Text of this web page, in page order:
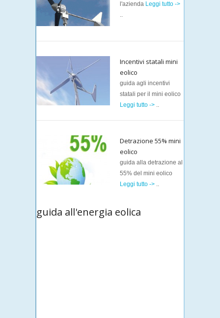
l'azienda Leggi tutto ->
..
Incentivi statali mini
eolico
guida agli incentivi
statali per il mini eolico
Leggi tutto -> ..
Detrazione 55% mini
eolico
guida alla detrazione al
55% del mini eolico
Leggi tutto -> ..
guida all'energia eolica